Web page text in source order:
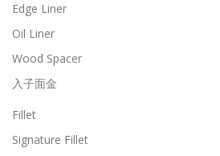
Edge Liner
Oil Liner
Wood Spacer
入子面金
Fillet
Signature Fillet